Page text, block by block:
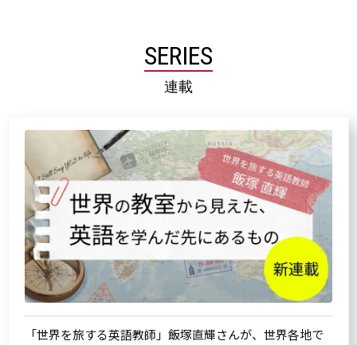
SERIES
連載
「世界を旅する英語教師」飯塚直輝さんが、世界各地で